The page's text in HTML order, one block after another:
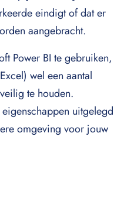
eindigt of dat er
aangebracht.
Power BI te gebruiken,
wel een aantal
te houden.
uitgelegd
omgeving voor jouw